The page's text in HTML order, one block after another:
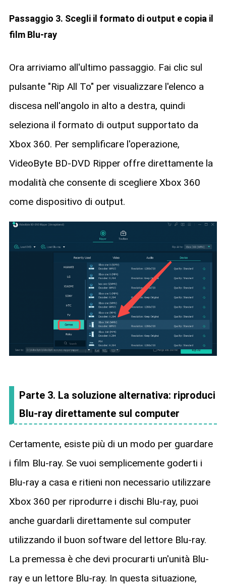
Passaggio 3. Scegli il formato di output e copia il
film Blu-ray
Ora arriviamo all'ultimo passaggio. Fai clic sul
pulsante "Rip All To" per visualizzare l'elenco a
discesa nell'angolo in alto a destra, quindi
seleziona il formato di output supportato da
Xbox 360. Per semplificare l'operazione,
VideoByte BD-DVD Ripper offre direttamente la
modalità che consente di scegliere Xbox 360
come dispositivo di output.
Parte 3. La soluzione alternativa: riproduci
Blu-ray direttamente sul computer
Certamente, esiste più di un modo per guardare
i film Blu-ray. Se vuoi semplicemente goderti i
Blu-ray a casa e ritieni non necessario utilizzare
Xbox 360 per riprodurre i dischi Blu-ray, puoi
anche guardarli direttamente sul computer
utilizzando il buon software del lettore Blu-ray.
La premessa è che devi procurarti un'unità Blu-
ray e un lettore Blu-ray. In questa situazione,